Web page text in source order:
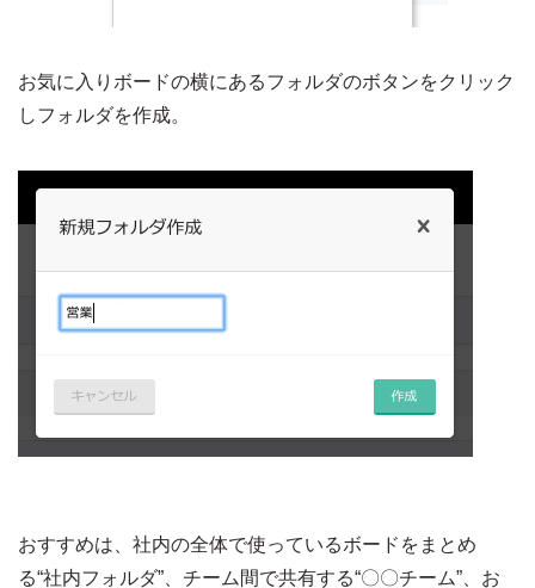
お気に入りボードの横にあるフォルダのボタンをクリック
しフォルダを作成。
おすすめは、社内の全体で使っているボードをまとめ
る“社内フォルダ”、チーム間で共有する“〇〇チーム”、お